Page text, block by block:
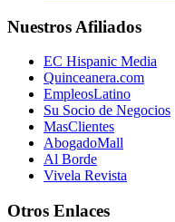
Nuestros Afiliados
EC Hispanic Media
Quinceanera.com
EmpleosLatino
Su Socio de Negocios
MasClientes
AbogadoMall
Al Borde
Vivela Revista
Otros Enlaces